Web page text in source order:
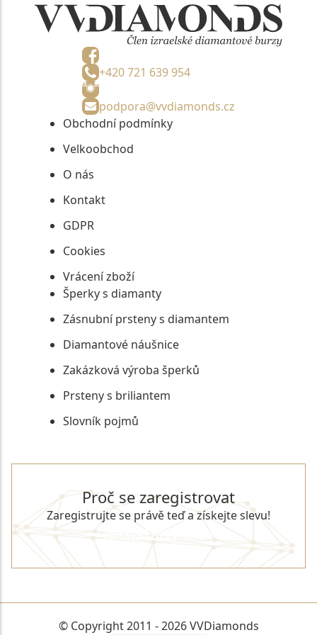
+420 721 639 954
podpora@vvdiamonds.cz
Obchodní podmínky
Velkoobchod
O nás
Kontakt
GDPR
Cookies
Vrácení zboží
Šperky s diamanty
Zásnubní prsteny s diamantem
Diamantové náušnice
Zakázková výroba šperků
Prsteny s briliantem
Slovník pojmů
Proč se zaregistrovat
Zaregistrujte se právě teď a získejte slevu!
REGISTROVAT SE
© Copyright 2011 - 2026 VVDiamonds